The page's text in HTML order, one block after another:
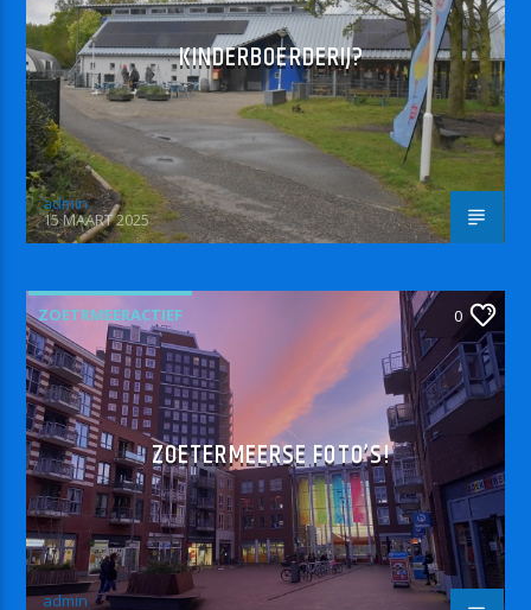
KINDERBOERDERIJ?
admin
15 MAART 2025
ZOETRMEERACTIEF 0
ZOETERMEERSE FOTO’S!
admin